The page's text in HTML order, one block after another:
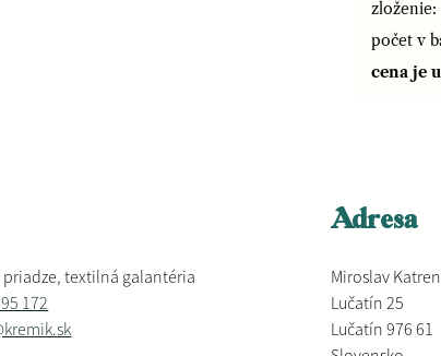
zloženie:
počet v
cena je
priadze, textilná galantéria
172
Adresa
Miroslav
Lučatín 25
Lučatín 976 61